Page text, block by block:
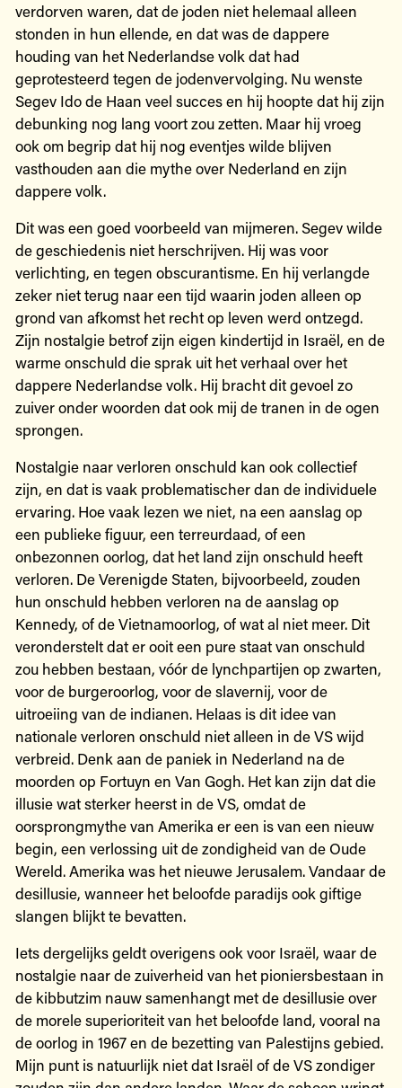
verdorven waren, dat de joden niet helemaal alleen
stonden in hun ellende, en dat was de dappere
houding van het Nederlandse volk dat had
geprotesteerd tegen de jodenvervolging. Nu wenste
Segev Ido de Haan veel succes en hij hoopte dat hij zijn
debunking nog lang voort zou zetten. Maar hij vroeg
ook om begrip dat hij nog eventjes wilde blijven
vasthouden aan die mythe over Nederland en zijn
dappere volk.
Dit was een goed voorbeeld van mijmeren. Segev wilde
de geschiedenis niet herschrijven. Hij was voor
verlichting, en tegen obscurantisme. En hij verlangde
zeker niet terug naar een tijd waarin joden alleen op
grond van afkomst het recht op leven werd ontzegd.
Zijn nostalgie betrof zijn eigen kindertijd in Israël, en de
warme onschuld die sprak uit het verhaal over het
dappere Nederlandse volk. Hij bracht dit gevoel zo
zuiver onder woorden dat ook mij de tranen in de ogen
sprongen.
Nostalgie naar verloren onschuld kan ook collectief
zijn, en dat is vaak problematischer dan de individuele
ervaring. Hoe vaak lezen we niet, na een aanslag op
een publieke figuur, een terreurdaad, of een
onbezonnen oorlog, dat het land zijn onschuld heeft
verloren. De Verenigde Staten, bijvoorbeeld, zouden
hun onschuld hebben verloren na de aanslag op
Kennedy, of de Vietnamoorlog, of wat al niet meer. Dit
veronderstelt dat er ooit een pure staat van onschuld
zou hebben bestaan, vóór de lynchpartijen op zwarten,
voor de burgeroorlog, voor de slavernij, voor de
uitroeiing van de indianen. Helaas is dit idee van
nationale verloren onschuld niet alleen in de VS wijd
verbreid. Denk aan de paniek in Nederland na de
moorden op Fortuyn en Van Gogh. Het kan zijn dat die
illusie wat sterker heerst in de VS, omdat de
oorsprongmythe van Amerika er een is van een nieuw
begin, een verlossing uit de zondigheid van de Oude
Wereld. Amerika was het nieuwe Jerusalem. Vandaar de
desillusie, wanneer het beloofde paradijs ook giftige
slangen blijkt te bevatten.
Iets dergelijks geldt overigens ook voor Israël, waar de
nostalgie naar de zuiverheid van het pioniersbestaan in
de kibbutzim nauw samenhangt met de desillusie over
de morele superioriteit van het beloofde land, vooral na
de oorlog in 1967 en de bezetting van Palestijns gebied.
Mijn punt is natuurlijk niet dat Israël of de VS zondiger